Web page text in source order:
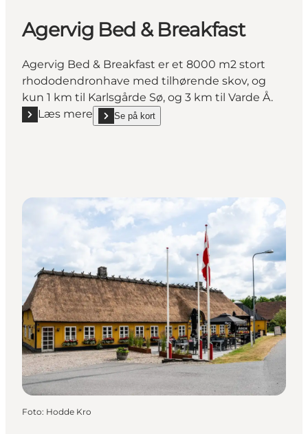
Agervig Bed & Breakfast
Agervig Bed & Breakfast er et 8000 m2 stort
rhododendronhave med tilhørende skov, og
kun 1 km til Karlsgårde Sø, og 3 km til Varde Å.
Læs mere
Læs mere "Agervig Bed & Breakfast"
Se på kort
show Agervig Bed & Breakfast on_map
Foto: Hodde Kro